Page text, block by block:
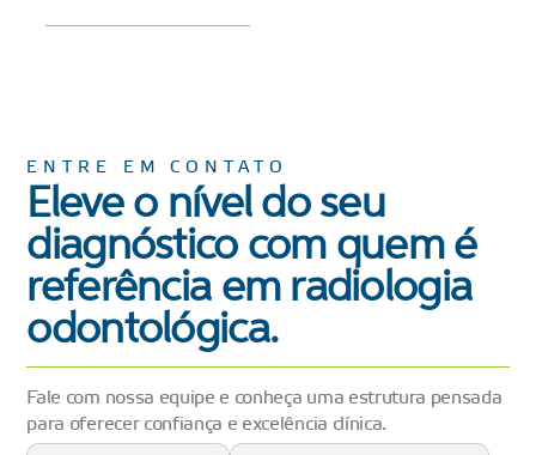
ENTRE EM CONTATO
Eleve o nível do seu
diagnóstico com quem é
referência em radiologia
odontológica.
Fale com nossa equipe e conheça uma estrutura pensada
para oferecer confiança e excelência clínica.